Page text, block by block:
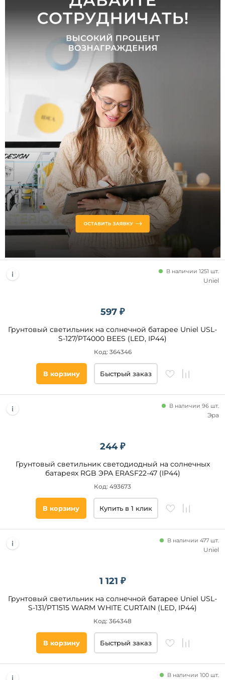
Тип
ламп
Светодиодные
Помещение
Страна
Степень
597 ₽
Грунтовый светильник на солнечной батарее Uniel USL-
S-127/PT4000 BEES (LED, IP44)
В наличии 1251 шт.
Код: 364346
Uniel
В корзину Быстрый заказ
244 ₽
Грунтовый светильник светодиодный на солнечных
батареях RGB ЭРА ERASF22-47 (IP44)
В наличии 96 шт.
Код: 493673
Эра
В корзину Купить в 1 клик
1 121 ₽
Грунтовый светильник на солнечной батарее Uniel USL-
S-131/PT1515 WARM WHITE CURTAIN (LED, IP44)
В наличии 477 шт.
Код: 364348
Uniel
В корзину Быстрый заказ
В наличии 100 шт.